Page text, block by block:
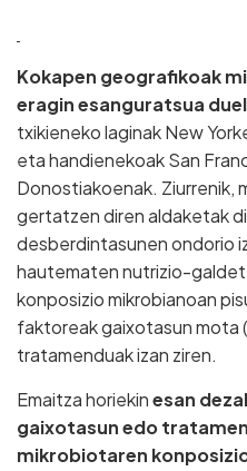
Kokapen geografikoak
eragin esanguratsua
txikieneko laginak New
eta handienekoak San
Donostiakoenak. Ziurrenik,
gertatzen diren aldaketak
desberdintasunen ondorio
hautematen nutrizio-
konposizio mikrobianoan
faktoreak gaixotasun mota
tratamenduak izan ziren.
Emaitza horiekinesan
gaixotasun edo
mikrobiotaren